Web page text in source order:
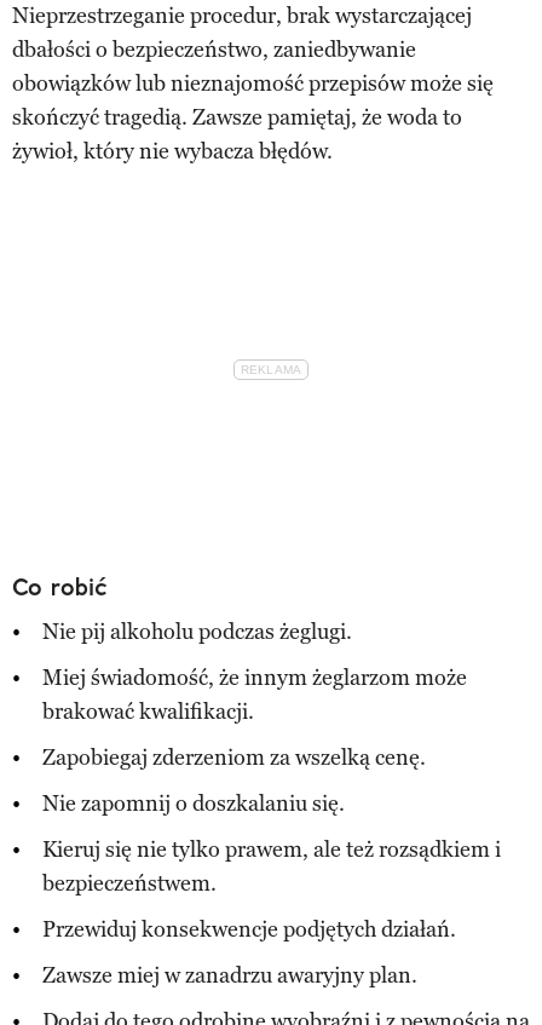
Nieprzestrzeganie procedur, brak wystarczającej
dbałości o bezpieczeństwo, zaniedbywanie
obowiązków lub nieznajomość przepisów może się
skończyć tragedią. Zawsze pamiętaj, że woda to
żywioł, który nie wybacza błędów.
Co robić
Nie pij alkoholu podczas żeglugi.
Miej świadomość, że innym żeglarzom może
brakować kwalifikacji.
Zapobiegaj zderzeniom za wszelką cenę.
Nie zapomnij o doszkalaniu się.
Kieruj się nie tylko prawem, ale też rozsądkiem i
bezpieczeństwem.
Przewiduj konsekwencje podjętych działań.
Zawsze miej w zanadrzu awaryjny plan.